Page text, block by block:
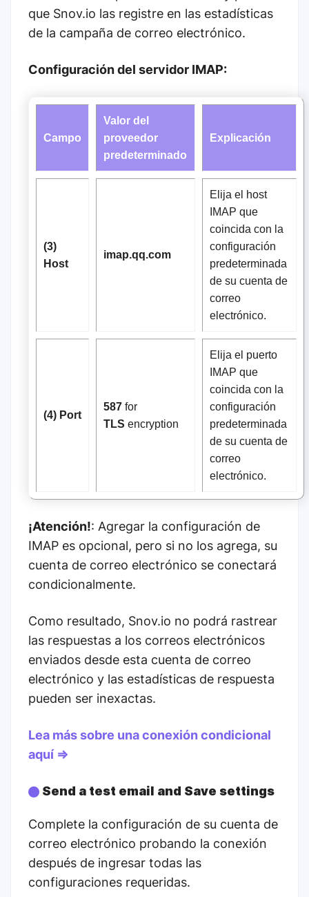
que Snov.io las registre en las estadísticas
de la campaña de correo electrónico.
Configuración del servidor IMAP:
Campo
Valor del
proveedor
predeterminado
Explicación
(3)
Host
imap.qq.com
Elija el host
IMAP que
coincida con la
configuración
predeterminada
de su cuenta de
correo
electrónico.
(4) Port
587 for
TLS encryption
Elija el puerto
IMAP que
coincida con la
configuración
predeterminada
de su cuenta de
correo
electrónico.
¡Atención!: Agregar la configuración de
IMAP es opcional, pero si no los agrega, su
cuenta de correo electrónico se conectará
condicionalmente.
Como resultado, Snov.io no podrá rastrear
las respuestas a los correos electrónicos
enviados desde esta cuenta de correo
electrónico y las estadísticas de respuesta
pueden ser inexactas.
Lea más sobre una conexión condicional
aquí ⇒
Send a test email and Save settings
Complete la configuración de su cuenta de
correo electrónico probando la conexión
después de ingresar todas las
configuraciones requeridas.